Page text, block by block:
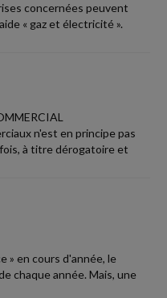
concernées peuvent
« gaz et électricité ».
n'est en principe pas
à titre dérogatoire et
» en cours d'année, le
chaque année. Mais, une